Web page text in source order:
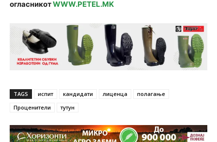
огласникотWWW.PETEL.MK
TAGS испит кандидати лиценца
полагање
Проценители
тутун